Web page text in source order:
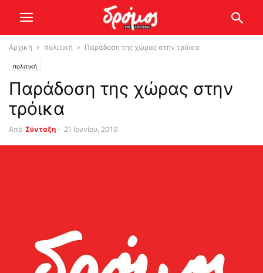
Αρχική πολιτική Παράδοση της χώρας στην τρόικα
πολιτική
Παράδοση της χώρας στην
τρόικα
Από Σύνταξη - 21 Ιουνίου, 2010